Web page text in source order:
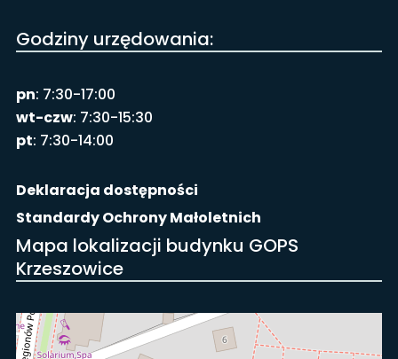
Godziny urzędowania:
pn: 7:30-17:00
wt-czw: 7:30-15:30
pt: 7:30-14:00
Deklaracja dostępności
Standardy Ochrony Małoletnich
Mapa lokalizacji budynku GOPS
Krzeszowice